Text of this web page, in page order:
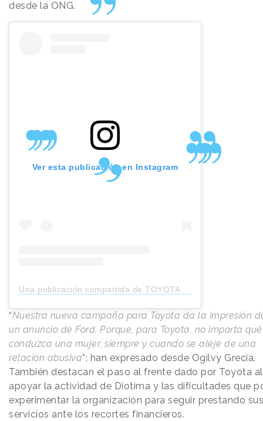
desde la ONG.
Ver esta publicación en Instagram
Una publicación compartida de TOYOTA HELLAS (@toyota.hellas)
“Nuestra nueva campaña para Toyota da la impresión
un anuncio de Ford. Porque, para Toyota, no importa
conduzca una mujer, siempre y cuando se aleje de una
relación abusiva”; han expresado desde Ogilvy Grecia.
También destacan el paso al frente dado por Toyota al
apoyar la actividad de Diotima y las dificultades que
experimentar la organización para seguir prestando sus
servicios ante los recortes financieros.